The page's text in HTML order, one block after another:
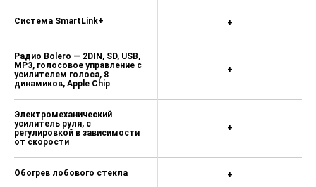
безопасности для всех
пассажиров (7 мест) 3 700 ₽
Bluetooth, соединение с внешней
антенной, беспроводная зарядка
телефона 15 200 ₽
Bluetooth Premium (rSAP), Wi-Fi
(только с Columbus) 27 300 ₽
Bluetooth Premium (rSAP),
беспроводная зарядка телефона и
Wi-Fi (только с Columbus) 42 400 ₽
Система SmartLink+
Радио Bolero — 2DIN, SD, USB,
MP3, голосовое управление с
усилителем голоса, 8
динамиков, Apple Chip
Электромеханический
усилитель руля, с
регулировкой в зависимости
от скорости
Обогрев лобового стекла
+
+
+
+